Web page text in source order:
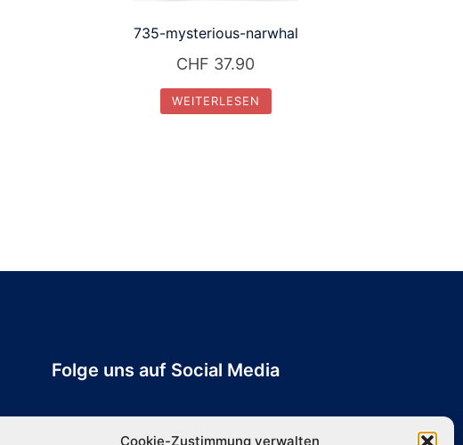
Cookie-Zustimmung verwalten
735-mysterious-narwhal
CHF 37.90
WEITERLESEN
Folge uns auf Social Media